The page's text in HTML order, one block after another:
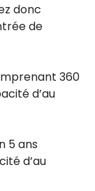
donc
de
360
d’au
5 ans
d’au